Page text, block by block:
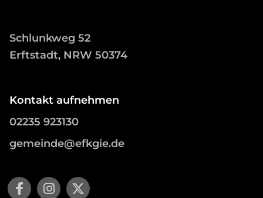
Schlunkweg 52
Erftstadt, NRW 50374
Kontakt aufnehmen
02235 923130
gemeinde@efkgie.de